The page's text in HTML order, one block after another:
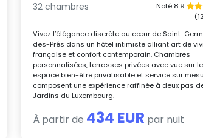
32 chambres
Noté 8.9
Vivez l’élégance discrète au cœur de Saint-
des-Prés dans un hôtel intimiste alliant art de
française et confort contemporain. Chambres
personnalisées, terrasses privées avec vue sur
espace bien-être privatisable et service sur
composent une expérience raffinée à deux pas
Jardins du Luxembourg.
À partir de 434 EUR par nuit